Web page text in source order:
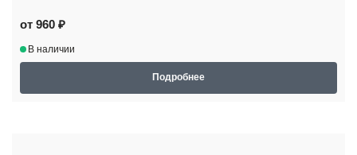
от 960 ₽
В наличии
Подробнее